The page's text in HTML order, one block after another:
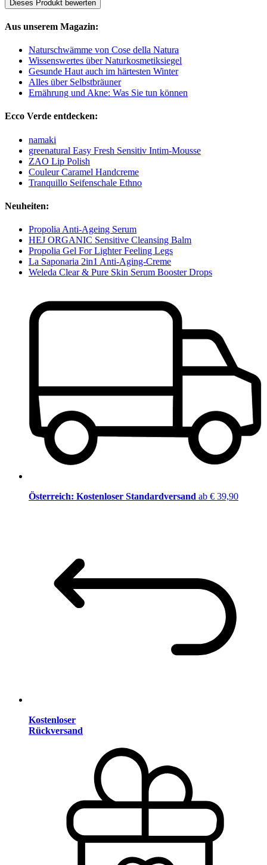
Dieses Produkt bewerten
Aus unserem Magazin:
Naturschwämme von Cose della Natura
Wissenswertes über Naturkosmetiksiegel
Gesunde Haut auch im härtesten Winter
Alles über Selbstbräuner
Ernährung und Akne: Was Sie tun können
Ecco Verde entdecken:
namaki
greenatural Easy Fresh Sensitiv Intim-Mousse
ZAO Lip Polish
Couleur Caramel Handcreme
Tranquillo Seifenschale Ethno
Neuheiten:
Propolia Anti-Ageing Serum
HEJ ORGANIC Sensitive Cleansing Balm
Propolia Gel For Lighter Feeling Legs
La Saponaria 2in1 Anti-Aging-Creme
Weleda Clear & Pure Skin Serum Booster Drops
Österreich: Kostenloser Standardversand ab € 39,90
Kostenloser
Rückversand